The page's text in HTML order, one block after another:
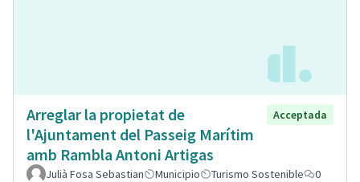
Arreglar la propietat de
l'Ajuntament del Passeig Marítim
amb Rambla Antoni Artigas
Acceptada
Julià Fosa Sebastian Municipio Turismo Sostenible
0